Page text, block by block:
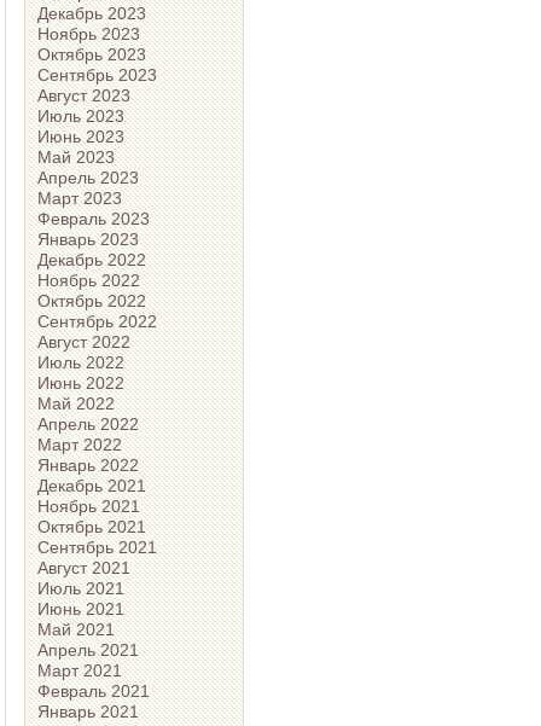
Декабрь 2023
Ноябрь 2023
Октябрь 2023
Сентябрь 2023
Август 2023
Июль 2023
Июнь 2023
Май 2023
Апрель 2023
Март 2023
Февраль 2023
Январь 2023
Декабрь 2022
Ноябрь 2022
Октябрь 2022
Сентябрь 2022
Август 2022
Июль 2022
Июнь 2022
Май 2022
Апрель 2022
Март 2022
Январь 2022
Декабрь 2021
Ноябрь 2021
Октябрь 2021
Сентябрь 2021
Август 2021
Июль 2021
Июнь 2021
Май 2021
Апрель 2021
Март 2021
Февраль 2021
Январь 2021